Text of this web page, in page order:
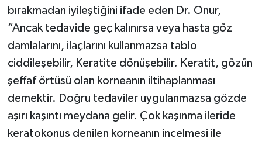
bırakmadan iyileştiğini ifade eden Dr. Onur,
“Ancak tedavide geç kalınırsa veya hasta göz
damlalarını, ilaçlarını kullanmazsa tablo
ciddileşebilir, Keratite dönüşebilir. Keratit, gözün
şeffaf örtüsü olan korneanın iltihaplanması
demektir. Doğru tedaviler uygulanmazsa gözde
aşırı kaşıntı meydana gelir. Çok kaşınma ileride
keratokonus denilen korneanın incelmesi ile